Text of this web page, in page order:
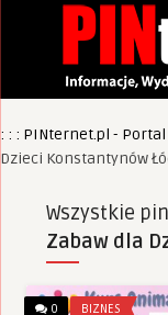
: : : PINternet.pl -
Dzieci Konstantynów
Wszystkie
Zabaw dla
0 BIZNES